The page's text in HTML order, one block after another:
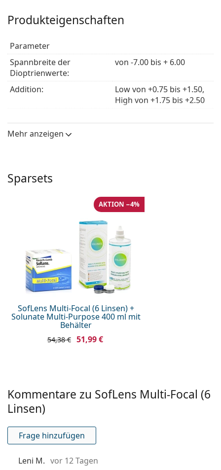
Produkteigenschaften
Parameter
Spannbreite der
Dioptrienwerte:
von -7.00 bis + 6.00
Addition:
Low von +0.75 bis +1.50,
High von +1.75 bis +2.50
Krümmung:
Material:
38,6 %
Sauerstoffdurchlässigkeit: 24 Dk/t
Nein
Nein
Verwendung
MHD:
Mindestens 12 Monate
Handhabung:
Ja
Tag- und Nachtlinsen:
Nein
Linsen in der Packung:
6
Gewicht:
Weiteres
Kategorie:
Mehr anzeigen
Sparsets
SofLens Multi-Focal (6 Linsen) +
Solunate Multi-Purpose 400 ml mit
Behälter
AKTION −4%
54,38 € 51,99 €
Kommentare zu SofLens Multi-Focal (6
Linsen)
Frage hinzufügen
Leni M. vor 12 Tagen